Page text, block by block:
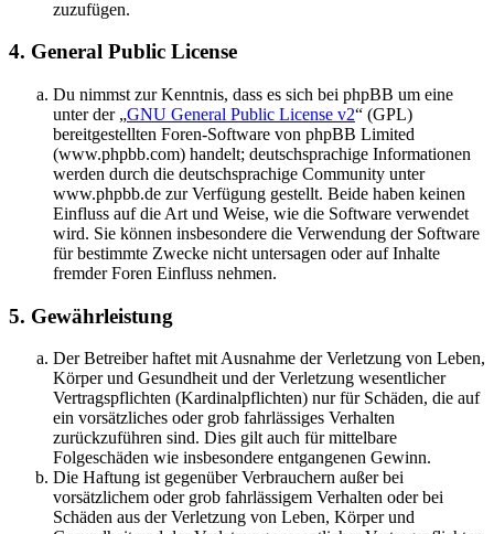
zuzufügen.
4. General Public License
Du nimmst zur Kenntnis, dass es sich bei phpBB um eine
unter der „GNU General Public License v2“ (GPL)
bereitgestellten Foren-Software von phpBB Limited
(www.phpbb.com) handelt; deutschsprachige Informationen
werden durch die deutschsprachige Community unter
www.phpbb.de zur Verfügung gestellt. Beide haben keinen
Einfluss auf die Art und Weise, wie die Software verwendet
wird. Sie können insbesondere die Verwendung der Software
für bestimmte Zwecke nicht untersagen oder auf Inhalte
fremder Foren Einfluss nehmen.
5. Gewährleistung
Der Betreiber haftet mit Ausnahme der Verletzung von Leben,
Körper und Gesundheit und der Verletzung wesentlicher
Vertragspflichten (Kardinalpflichten) nur für Schäden, die auf
ein vorsätzliches oder grob fahrlässiges Verhalten
zurückzuführen sind. Dies gilt auch für mittelbare
Folgeschäden wie insbesondere entgangenen Gewinn.
Die Haftung ist gegenüber Verbrauchern außer bei
vorsätzlichem oder grob fahrlässigem Verhalten oder bei
Schäden aus der Verletzung von Leben, Körper und